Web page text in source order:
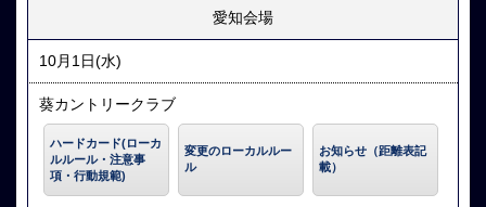
愛知会場
10月1日(水)
葵カントリークラブ
ハードカード(ローカ
ルルール・注意事
項・行動規範)
変更のローカルルー
ル
お知らせ（距離表記
載）